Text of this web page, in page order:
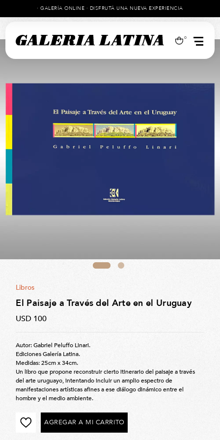
· GALERÍA ONLINE · DISFRUTÁ UNA NUEVA EXPERIENCIA
0
Libros
El Paisaje a Través del Arte en el Uruguay
USD 100
Autor: Gabriel Peluffo Linari.
Ediciones Galería Latina.
Medidas: 25cm x 34cm.
Un libro que propone reconstruir cierto itinerario del paisaje a través
del arte uruguayo, intentando incluir un amplio espectro de
manifestaciones artísticas afines a ese diálogo dinámico entre el
hombre y el medio ambiente.
AGREGAR A MI CARRITO